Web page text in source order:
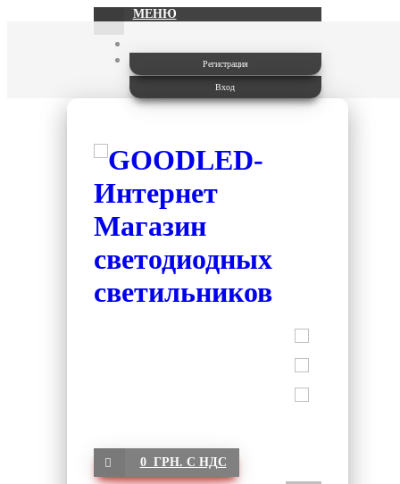
МЕНЮ
Регистрация
Вход
0 ГРН. С НДС